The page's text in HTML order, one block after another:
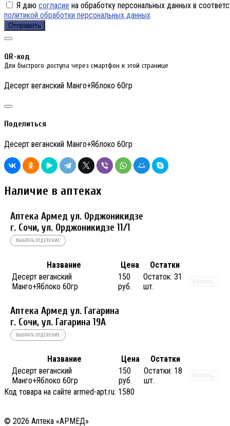
Я даю согласие на обработку персональных данных в
политикой обработки персональных данных
Отправить
QR-код
Для быстрого доступа через смартфон к этой странице
Десерт веганский Манго+Яблоко 60гр
Поделиться
Десерт веганский Манго+Яблоко 60гр
Наличие в аптеках
Аптека Армед ул. Орджоникидзе
г. Сочи, ул. Орджоникидзе 11/1
ВЫБРАТЬ ОТДЕЛЕНИЕ
Название Цена
Остатки
Десерт веганский
Манго+Яблоко 60гр
150
руб.
Остаток: 31
шт.
Купить
Аптека Армед ул. Гагарина
г. Сочи, ул. Гагарина 19А
ВЫБРАТЬ ОТДЕЛЕНИЕ
Название Цена
Остатки
Десерт веганский
Манго+Яблоко 60гр
150
руб.
Остатки: 18
шт.
Купить
Код товара на сайте armed-apt.ru: 1580
© 2026 Аптека «АРМЕД»